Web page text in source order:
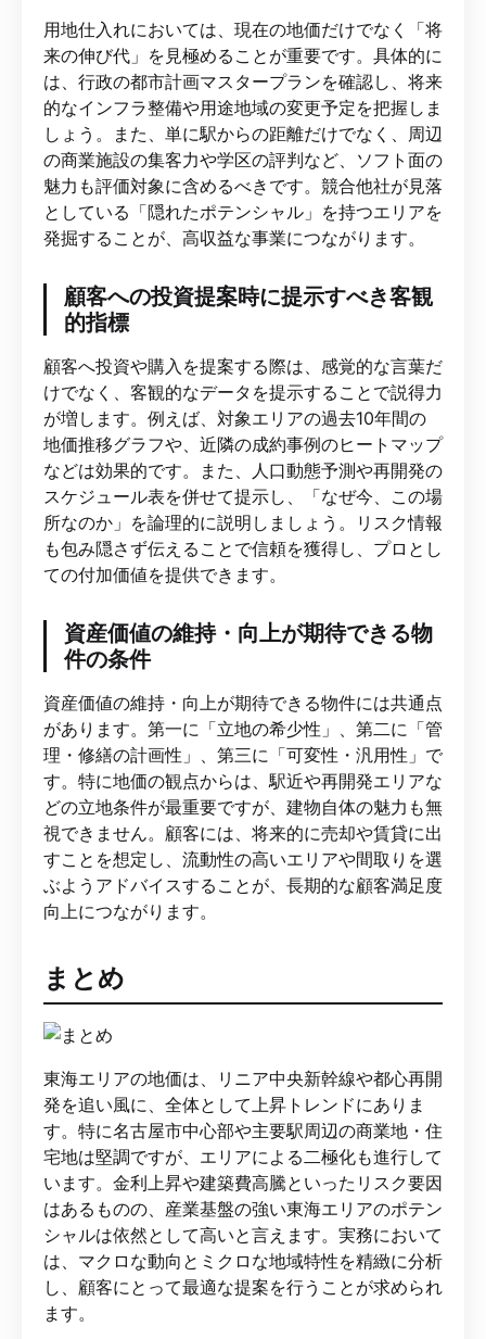
用地仕入れにおいては、現在の地価だけでなく「将
来の伸び代」を見極めることが重要です。具体的に
は、行政の都市計画マスタープランを確認し、将来
的なインフラ整備や用途地域の変更予定を把握しま
しょう。また、単に駅からの距離だけでなく、周辺
の商業施設の集客力や学区の評判など、ソフト面の
魅力も評価対象に含めるべきです。競合他社が見落
としている「隠れたポテンシャル」を持つエリアを
発掘することが、高収益な事業につながります。
顧客への投資提案時に提示すべき客観
的指標
顧客へ投資や購入を提案する際は、感覚的な言葉だ
けでなく、客観的なデータを提示することで説得力
が増します。例えば、対象エリアの過去10年間の
地価推移グラフや、近隣の成約事例のヒートマップ
などは効果的です。また、人口動態予測や再開発の
スケジュール表を併せて提示し、「なぜ今、この場
所なのか」を論理的に説明しましょう。リスク情報
も包み隠さず伝えることで信頼を獲得し、プロとし
ての付加価値を提供できます。
資産価値の維持・向上が期待できる物
件の条件
資産価値の維持・向上が期待できる物件には共通点
があります。第一に「立地の希少性」、第二に「管
理・修繕の計画性」、第三に「可変性・汎用性」で
す。特に地価の観点からは、駅近や再開発エリアな
どの立地条件が最重要ですが、建物自体の魅力も無
視できません。顧客には、将来的に売却や賃貸に出
すことを想定し、流動性の高いエリアや間取りを選
ぶようアドバイスすることが、長期的な顧客満足度
向上につながります。
まとめ
東海エリアの地価は、リニア中央新幹線や都心再開
発を追い風に、全体として上昇トレンドにありま
す。特に名古屋市中心部や主要駅周辺の商業地・住
宅地は堅調ですが、エリアによる二極化も進行して
います。金利上昇や建築費高騰といったリスク要因
はあるものの、産業基盤の強い東海エリアのポテン
シャルは依然として高いと言えます。実務において
は、マクロな動向とミクロな地域特性を精緻に分析
し、顧客にとって最適な提案を行うことが求められ
ます。